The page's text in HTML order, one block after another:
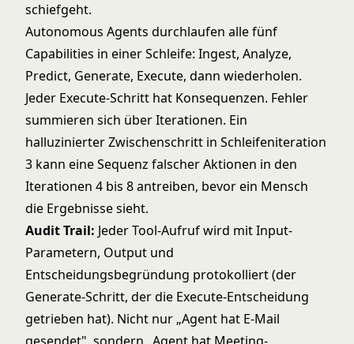
schiefgeht.
Autonomous Agents durchlaufen alle fünf
Capabilities in einer Schleife: Ingest, Analyze,
Predict, Generate, Execute, dann wiederholen.
Jeder Execute-Schritt hat Konsequenzen. Fehler
summieren sich über Iterationen. Ein
halluzinierter Zwischenschritt in Schleifeniteration
3 kann eine Sequenz falscher Aktionen in den
Iterationen 4 bis 8 antreiben, bevor ein Mensch
die Ergebnisse sieht.
Audit Trail: Jeder Tool-Aufruf wird mit Input-
Parametern, Output und
Entscheidungsbegründung protokolliert (der
Generate-Schritt, der die Execute-Entscheidung
getrieben hat). Nicht nur „Agent hat E-Mail